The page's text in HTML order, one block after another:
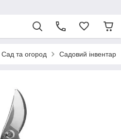
Сад та огород Садовий інвентар